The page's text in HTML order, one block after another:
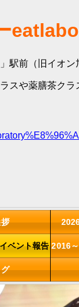
eatlabo
駅前（旧イオン
スや薬膳茶ク
ベント報告 2016